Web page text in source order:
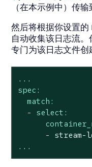
（在本示例中）传输
然后将根据你设置的
自动收集该日志流。
专门为该日志文件创
...
spec:
match:
-
select:
-
stream-
...